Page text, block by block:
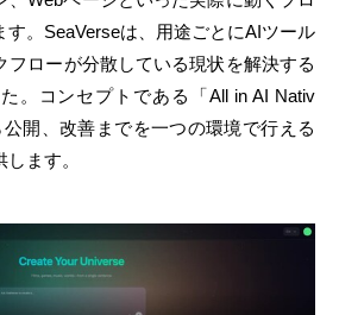
す。SeaVerseは、用途ごとにAIツール
フローが分散している現状を解決する
。コンセプトである「All in AI Nativ
開、改善までを一つの環境で行える
ます。